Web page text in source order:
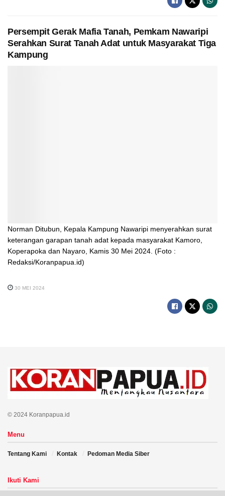
Persempit Gerak Mafia Tanah, Pemkam Nawaripi
Serahkan Surat Tanah Adat untuk Masyarakat Tiga
Kampung
Norman Ditubun, Kepala Kampung Nawaripi menyerahkan surat
keterangan garapan tanah adat kepada masyarakat Kamoro,
Koperapoka dan Nayaro, Kamis 30 Mei 2024. (Foto :
Redaksi/Koranpapua.id)
30 MEI 2024
© 2024 Koranpapua.id
Menu
Tentang Kami Kontak Pedoman Media Siber
Ikuti Kami